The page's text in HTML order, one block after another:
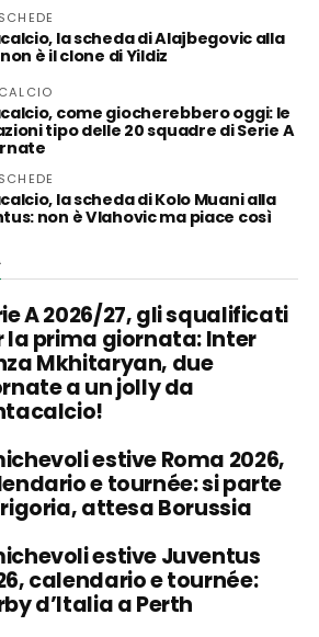
la scheda di Alajbegovic alla
è il clone di Yildiz
come giocherebbero oggi: le
tipo delle 20 squadre di Serie A
la scheda di Kolo Muani alla
non è Vlahovic ma piace così
A 2026/27, gli squalificati
la prima giornata: Inter
Mkhitaryan, due
a un jolly da
estive Roma 2026,
e tournée: si parte
attesa Borussia
estive Juventus
calendario e tournée:
d’Italia a Perth